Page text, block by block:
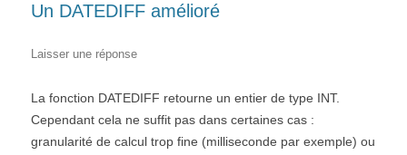
Un DATEDIFF amélioré
Laisser une réponse
La fonction DATEDIFF retourne un entier de type INT.
Cependant cela ne suffit pas dans certaines cas :
granularité de calcul trop fine (milliseconde par exemple) ou